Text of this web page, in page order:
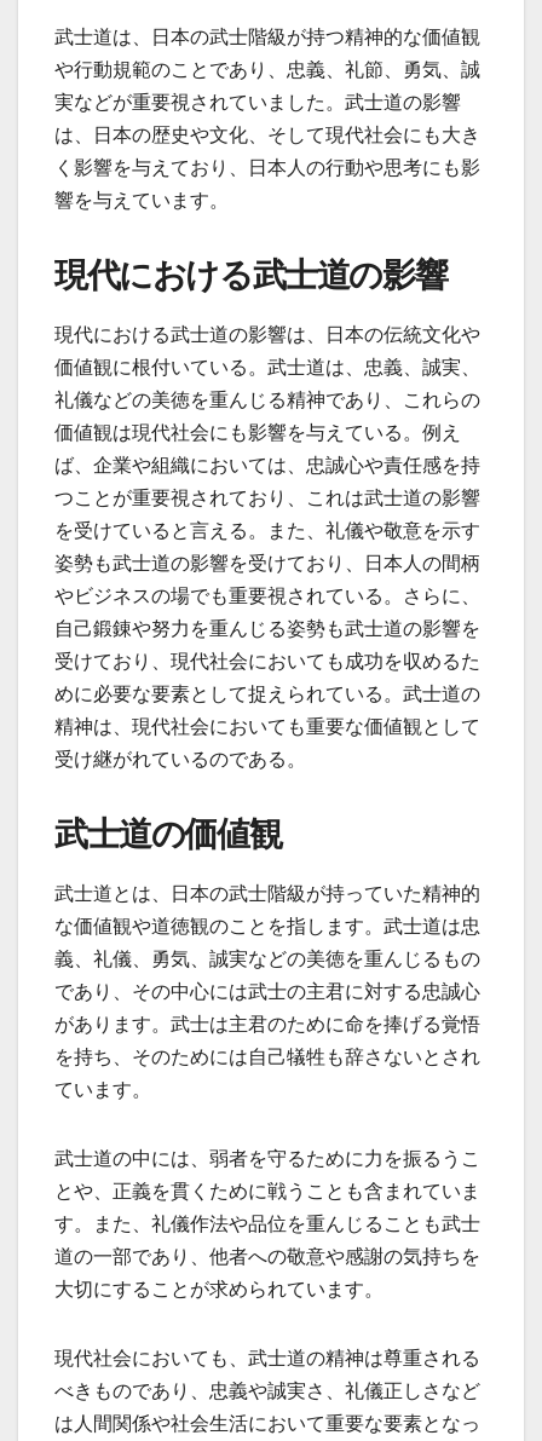
武士道は、日本の武士階級が持つ精神的な価値観
や行動規範のことであり、忠義、礼節、勇気、誠
実などが重要視されていました。武士道の影響
は、日本の歴史や文化、そして現代社会にも大き
く影響を与えており、日本人の行動や思考にも影
響を与えています。
現代における武士道の影響
現代における武士道の影響は、日本の伝統文化や
価値観に根付いている。武士道は、忠義、誠実、
礼儀などの美徳を重んじる精神であり、これらの
価値観は現代社会にも影響を与えている。例え
ば、企業や組織においては、忠誠心や責任感を持
つことが重要視されており、これは武士道の影響
を受けていると言える。また、礼儀や敬意を示す
姿勢も武士道の影響を受けており、日本人の間柄
やビジネスの場でも重要視されている。さらに、
自己鍛錬や努力を重んじる姿勢も武士道の影響を
受けており、現代社会においても成功を収めるた
めに必要な要素として捉えられている。武士道の
精神は、現代社会においても重要な価値観として
受け継がれているのである。
武士道の価値観
武士道とは、日本の武士階級が持っていた精神的
な価値観や道徳観のことを指します。武士道は忠
義、礼儀、勇気、誠実などの美徳を重んじるもの
であり、その中心には武士の主君に対する忠誠心
があります。武士は主君のために命を捧げる覚悟
を持ち、そのためには自己犠牲も辞さないとされ
ています。
武士道の中には、弱者を守るために力を振るうこ
とや、正義を貫くために戦うことも含まれていま
す。また、礼儀作法や品位を重んじることも武士
道の一部であり、他者への敬意や感謝の気持ちを
大切にすることが求められています。
現代社会においても、武士道の精神は尊重される
べきものであり、忠義や誠実さ、礼儀正しさなど
は人間関係や社会生活において重要な要素となっ